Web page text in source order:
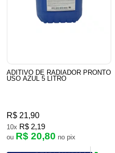
ADITIVO DE RADIADOR PRONTO
USO AZUL 5 LITRO
R$ 21,90
10x R$ 2,19
ou R$ 20,80 no pix